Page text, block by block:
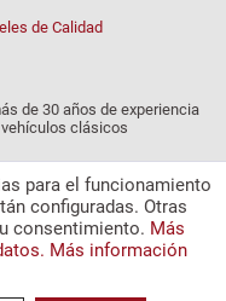
de Calidad
de 30 años de experiencia
clásicos
para el funcionamiento
configuradas. Otras
consentimiento. Más
Más información